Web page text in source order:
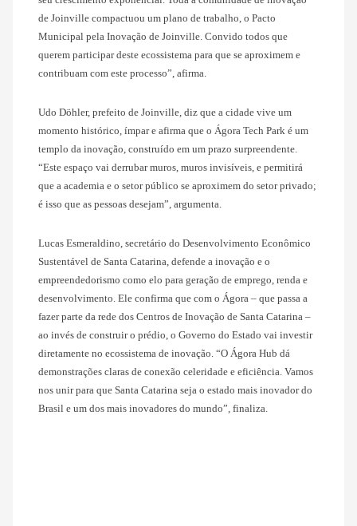
de Joinville compactuou um plano de trabalho, o Pacto
Municipal pela Inovação de Joinville. Convido todos que
querem participar deste ecossistema para que se aproximem e
contribuam com este processo”, afirma.
Udo Döhler, prefeito de Joinville, diz que a cidade vive um
momento histórico, ímpar e afirma que o Ágora Tech Park é um
templo da inovação, construído em um prazo surpreendente.
“Este espaço vai derrubar muros, muros invisíveis, e permitirá
que a academia e o setor público se aproximem do setor privado;
é isso que as pessoas desejam”, argumenta.
Lucas Esmeraldino, secretário do Desenvolvimento Econômico
Sustentável de Santa Catarina, defende a inovação e o
empreendedorismo como elo para geração de emprego, renda e
desenvolvimento. Ele confirma que com o Ágora – que passa a
fazer parte da rede dos Centros de Inovação de Santa Catarina –
ao invés de construir o prédio, o Governo do Estado vai investir
diretamente no ecossistema de inovação. “O Ágora Hub dá
demonstrações claras de conexão celeridade e eficiência. Vamos
nos unir para que Santa Catarina seja o estado mais inovador do
Brasil e um dos mais inovadores do mundo”, finaliza.